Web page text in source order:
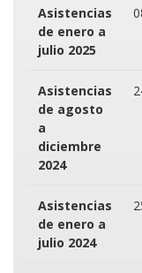
Asistencias
de enero a
julio 2025
Asistencias
de agosto
a
diciembre
2024
Asistencias
de enero a
julio 2024